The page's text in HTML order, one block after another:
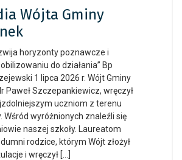
Wójta Gminy
horyzonty poznawcze i
do działania” Bp
1 lipca 2026 r. Wójt Gminy
Paweł Szczepankiewicz, wręczył
uczniom z terenu
Wśród wyróżnionych znaleźli się
naszej szkoły. Laureatom
rodzice, którym Wójt złożył
i wręczył […]